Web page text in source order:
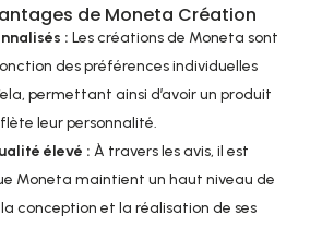
de Moneta Création
: Les créations de Moneta sont
des préférences individuelles
permettant ainsi d’avoir un produit
leur personnalité.
élevé : À travers les avis, il est
Moneta maintient un haut niveau de
conception et la réalisation de ses